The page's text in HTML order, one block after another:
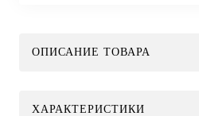
ОПИСАНИЕ ТОВАРА
ХАРАКТЕРИСТИКИ